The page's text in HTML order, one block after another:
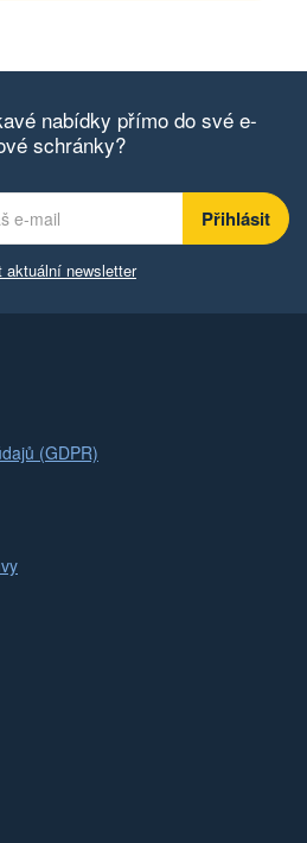
nabídky přímo do své e-
schránky?
aktuální newsletter
(GDPR)